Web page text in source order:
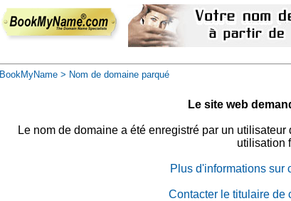
BookMyName > Nom de domaine parqué
Le site web
Le nom de domaine a été enregistré par un utilisateur
utilisation
Plus d'informations sur
Contacter le titulaire de